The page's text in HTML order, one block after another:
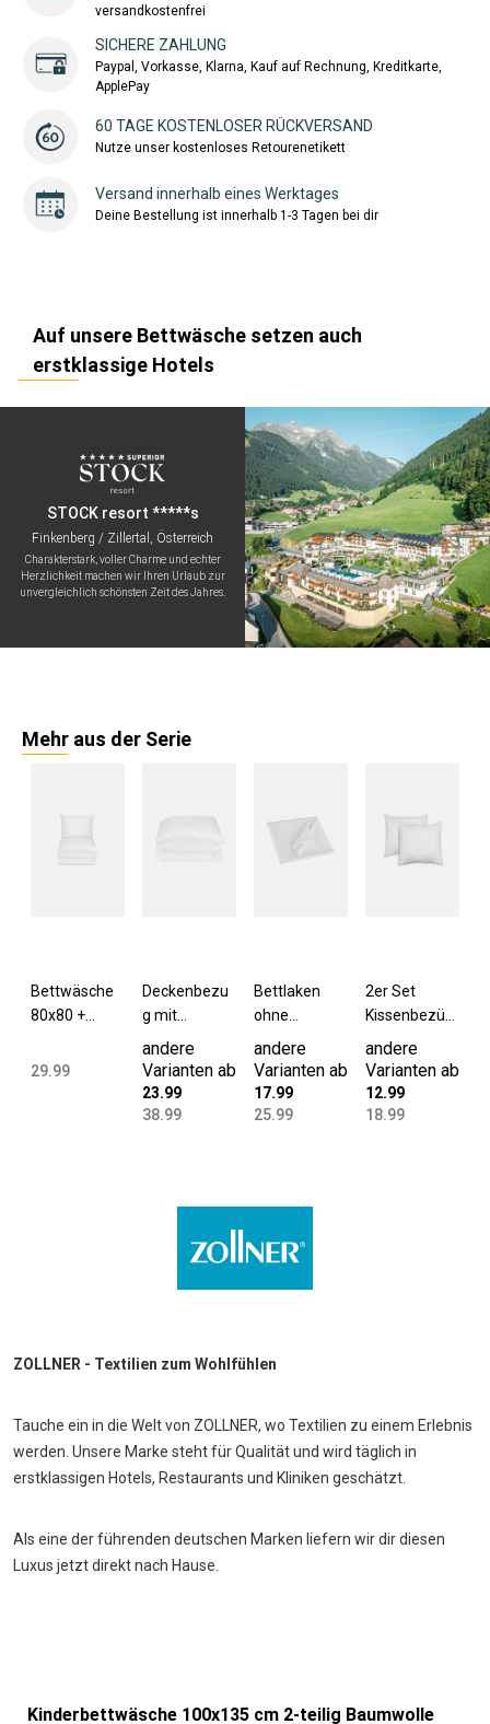
versandkostenfrei
SICHERE ZAHLUNG
Paypal, Vorkasse, Klarna, Kauf auf Rechnung, Kreditkarte,
ApplePay
60 TAGE KOSTENLOSER RÜCKVERSAND
Nutze unser kostenloses Retourenetikett
Versand innerhalb eines Werktages
Deine Bestellung ist innerhalb 1-3 Tagen bei dir
Auf unsere Bettwäsche setzen auch
erstklassige Hotels
STOCK resort *****s
Finkenberg / Zillertal, Österreich
Charakterstark, voller Charme und echter
Herzlichkeit machen wir Ihren Urlaub zur
unvergleichlich schönsten Zeit des Jahres.
Mehr aus der Serie
Bettwäsche
80x80 +
Baumwolle
29.99
Deckenbezu
g mit
Knöpfen
240x220 cm
Baumwolle
weiß
andere
Varianten ab
23.99
38.99
Bettlaken
ohne
Gummizug
300x300 cm
125 g/qm
Baumwolle
andere
Varianten ab
17.99
25.99
2er Set
Kissenbezüg
e 80x80 cm
Baumwolle
weiß
andere
Varianten ab
12.99
18.99
ZOLLNER - Textilien zum Wohlfühlen
Tauche ein in die Welt von ZOLLNER, wo Textilien zu einem Erlebnis
werden. Unsere Marke steht für Qualität und wird täglich in
erstklassigen Hotels, Restaurants und Kliniken geschätzt.
Als eine der führenden deutschen Marken liefern wir dir diesen
Luxus jetzt direkt nach Hause.
Kinderbettwäsche 100x135 cm 2-teilig Baumwolle